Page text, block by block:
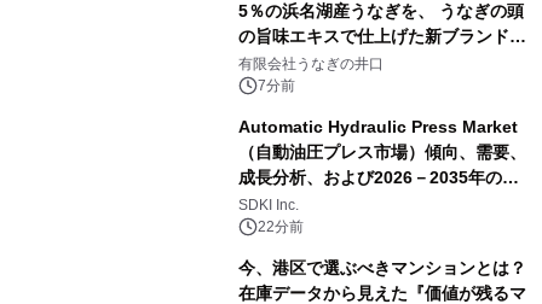
5％の浜名湖産うなぎを、 うなぎの頭
の旨味エキスで仕上げた新ブランド
「井口の誉」誕生
有限会社うなぎの井口
7分前
Automatic Hydraulic Press Market
（自動油圧プレス市場）傾向、需要、
成長分析、および2026－2035年の予
測
SDKI Inc.
22分前
今、港区で選ぶべきマンションとは？
在庫データから見えた『価値が残るマ